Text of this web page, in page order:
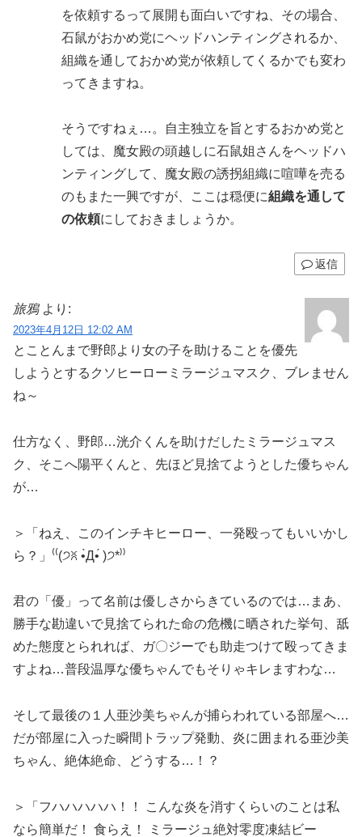
を依頼するって展開も面白いですね、その場合、
石鼠がおかめ党にヘッドハンティングされるか、
組織を通しておかめ党が依頼してくるかでも変わ
ってきますね。
そうですねぇ…。自主独立を旨とするおかめ党と
しては、魔女殿の頭越しに石鼠姐さんをヘッドハ
ンティングして、魔女殿の誘拐組織に喧嘩を売る
のもまた一興ですが、ここは穏便に組織を通して
の依頼にしておきましょうか。
返信
旅鴉 より:
2023年4月12日 12:02 AM
とことんまで野郎より女の子を助けることを優先
しようとするクソヒーローミラージュマスク、ブレません
ね～
仕方なく、野郎…洸介くんを助けだしたミラージュマス
ク、そこへ陽平くんと、先ほど見捨てようとした優ちゃん
が…
＞「ねえ、このインチキヒーロー、一発殴ってもいいかし
ら？」⁽⁽(੭ꐦ •̀Д•́ )੭*⁾⁾
君の「優」って名前は優しさからきているのでは…まあ、
勝手な勘違いで見捨てられた命の危機に晒された挙句、舐
めた態度とられれば、ガ〇ジーでも助走つけて殴ってきま
すよね…普段温厚な優ちゃんでもそりゃキレますわな…
そして最後の１人亜沙美ちゃんが捕らわれている部屋へ…
だが部屋に入った瞬間トラップ発動、炎に囲まれる亜沙美
ちゃん、絶体絶命、どうする…！？
＞「フハハハハハ！！ こんな炎を消すくらいのことは私
なら簡単だ！ 食らえ！ ミラージュ絶対零度凍結ビー